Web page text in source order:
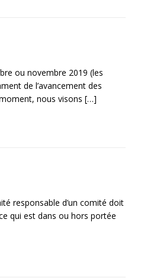
ou novembre 2019 (les
de l’avancement des
nous visons […]
responsable d’un comité doit
qui est dans ou hors portée